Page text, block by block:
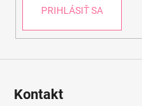
PRIHLÁSIŤ SA
Kontakt